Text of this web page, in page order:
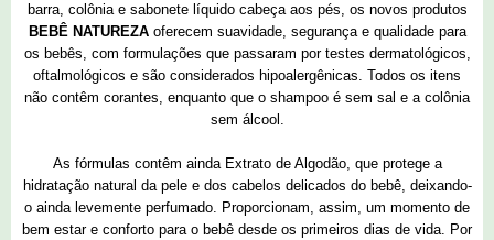
barra, colônia e sabonete líquido cabeça aos pés, os novos produtos
BEBÊ NATUREZAoferecem suavidade, segurança e qualidade para
os bebês, com formulações que passaram por testes dermatológicos,
oftalmológicos e são considerados hipoalergênicas. Todos os itens
não contêm corantes, enquanto que o shampoo é sem sal e a colônia
sem álcool.
As fórmulas contêm ainda Extrato de Algodão, que protege a
hidratação natural da pele e dos cabelos delicados do bebê, deixando-
o ainda levemente perfumado. Proporcionam, assim, um momento de
bem estar e conforto para o bebê desde os primeiros dias de vida. Por